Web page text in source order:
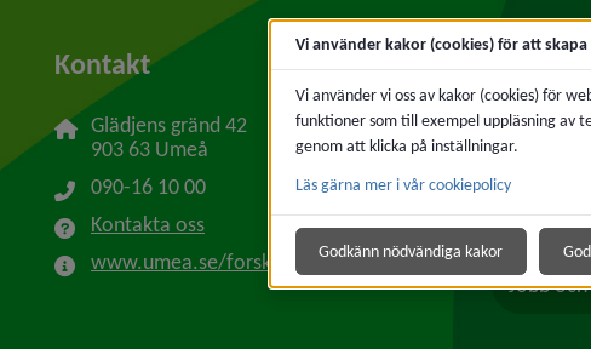
Kontakt
Glädjens gränd 42
903 63 Umeå
090-16 10 00
Kontakta oss
www.umea.se/forskolanprosten
Hitta
Anmäl
Jobb
Vi använder kakor (cookies) för att
Vi använder vi oss av kakor (cookies) för
funktioner som till exempel uppläsning av
genom att klicka på inställningar.
Läs gärna mer i vår cookiepolicy
Godkänn nödvändiga kakor